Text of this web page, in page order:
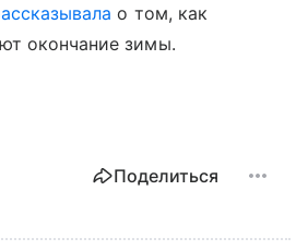
о том, как
окончание зимы.
Поделиться